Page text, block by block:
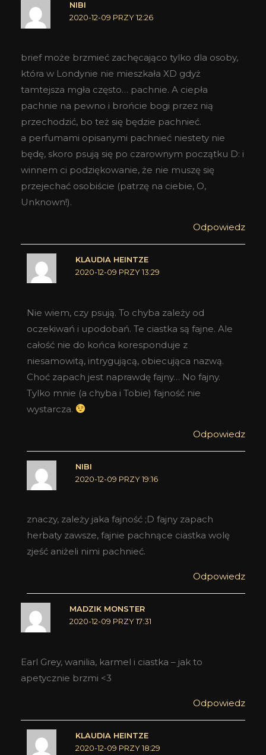
NIBI
2020-12-09 PRZY 12:26
brief może brzmieć zachęcająco tylko dla osoby,
która w Londynie nie mieszkała XD gdyż
tamtejsza mgła często… pachnie. A ciepła
pachnie na pewno i brońcie bogi przez nią
przechodzić, bo też się będzie pachnieć.
a perfumami opisanymi pachnieć niestety nie
będę, skoro psują się po czarownym początku D: i
winnem ci podziękowanie, że nie muszę się
przejechać osobiście (patrzę na ciebie, O,
Unknown!).
Odpowiedz
KLAUDIA HEINTZE
2020-12-09 PRZY 13:29
Nie wiem, czy psują. To chyba zależy od
oczekiwań i upodobań. Te ciastka są fajne. Ale
całość nie do końca koresponduje z
niesamowitą, intrygującą, obiecująca nazwą.
Choć zapach jest naprawdę fajny… No fajny.
Tylko mnie (a chyba i Tobie) fajność nie
wystarcza.
Odpowiedz
NIBI
2020-12-09 PRZY 19:16
znaczy, zależy jaka fajność ;D fajny zapach
herbaty zawsze, fajnie pachnące ciastka wolę
zjeść aniżeli nimi pachnieć.
Odpowiedz
MADZIK MONSTER
2020-12-09 PRZY 17:31
Earl Grey, wanilia, karmel i ciastka – jak to
apetycznie brzmi <3
Odpowiedz
KLAUDIA HEINTZE
2020-12-09 PRZY 18:29